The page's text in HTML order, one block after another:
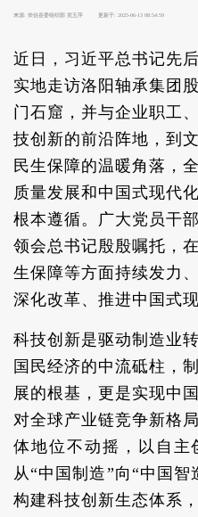
来源: 崇信县委组织部 党玉萍 更新于: 2025-06-13 08:54:59
近日，习近平总书记先
实地走访洛阳轴承集团
门石窟，并与企业职工
技创新的前沿阵地，到
民生保障的温暖角落，
质量发展和中国式现代
根本遵循。广大党员干
领会总书记殷殷嘱托，
生保障等方面持续发力
深化改革、推进中国式
科技创新是驱动制造业
国民经济的中流砥柱，
展的根基，更是实现中
对全球产业链竞争新格
体地位不动摇，以自主
从“中国制造”向“中国智
构建科技创新生态体系